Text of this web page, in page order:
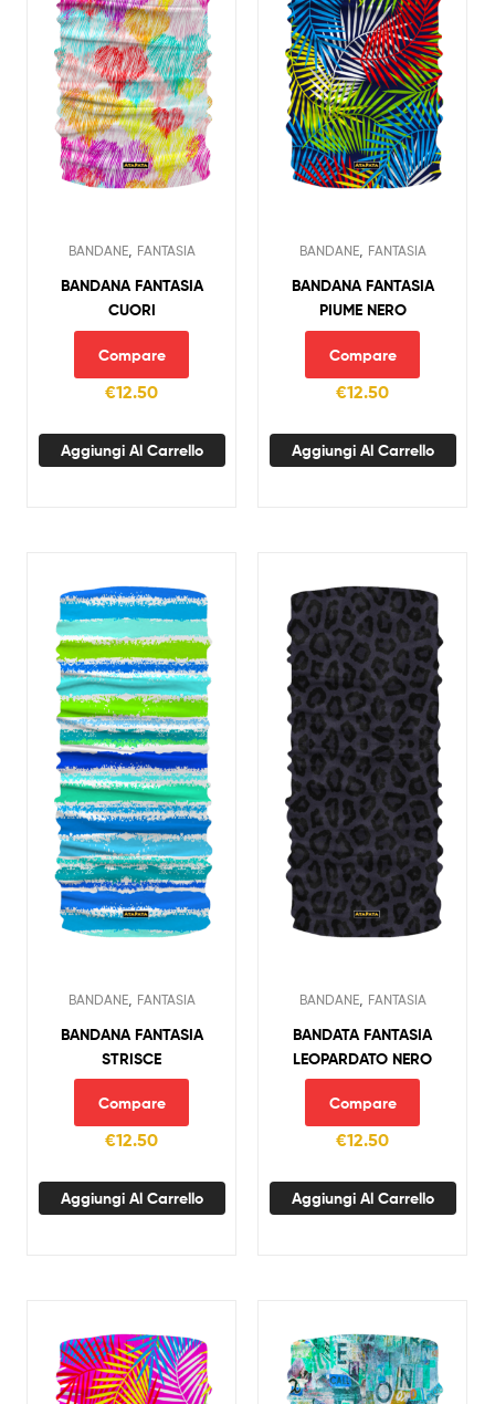
BANDANE, FANTASIA
BANDANA FANTASIA
CUORI
Compare
€12.50
Aggiungi Al Carrello
BANDANE, FANTASIA
BANDANA FANTASIA
PIUME NERO
Compare
€12.50
Aggiungi Al Carrello
BANDANE, FANTASIA
BANDANA FANTASIA
STRISCE
Compare
€12.50
Aggiungi Al Carrello
BANDANE, FANTASIA
BANDATA FANTASIA
LEOPARDATO NERO
Compare
€12.50
Aggiungi Al Carrello